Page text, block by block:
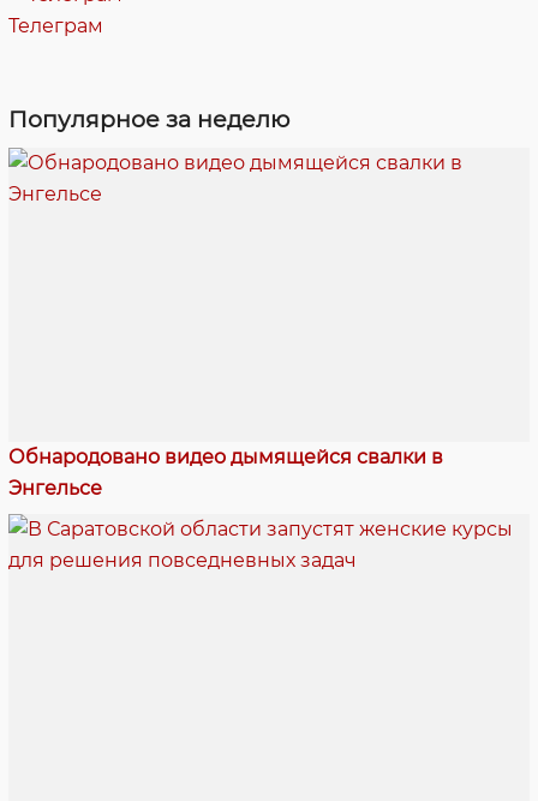
Телеграм
Популярное за неделю
Обнародовано видео дымящейся свалки в
Энгельсе